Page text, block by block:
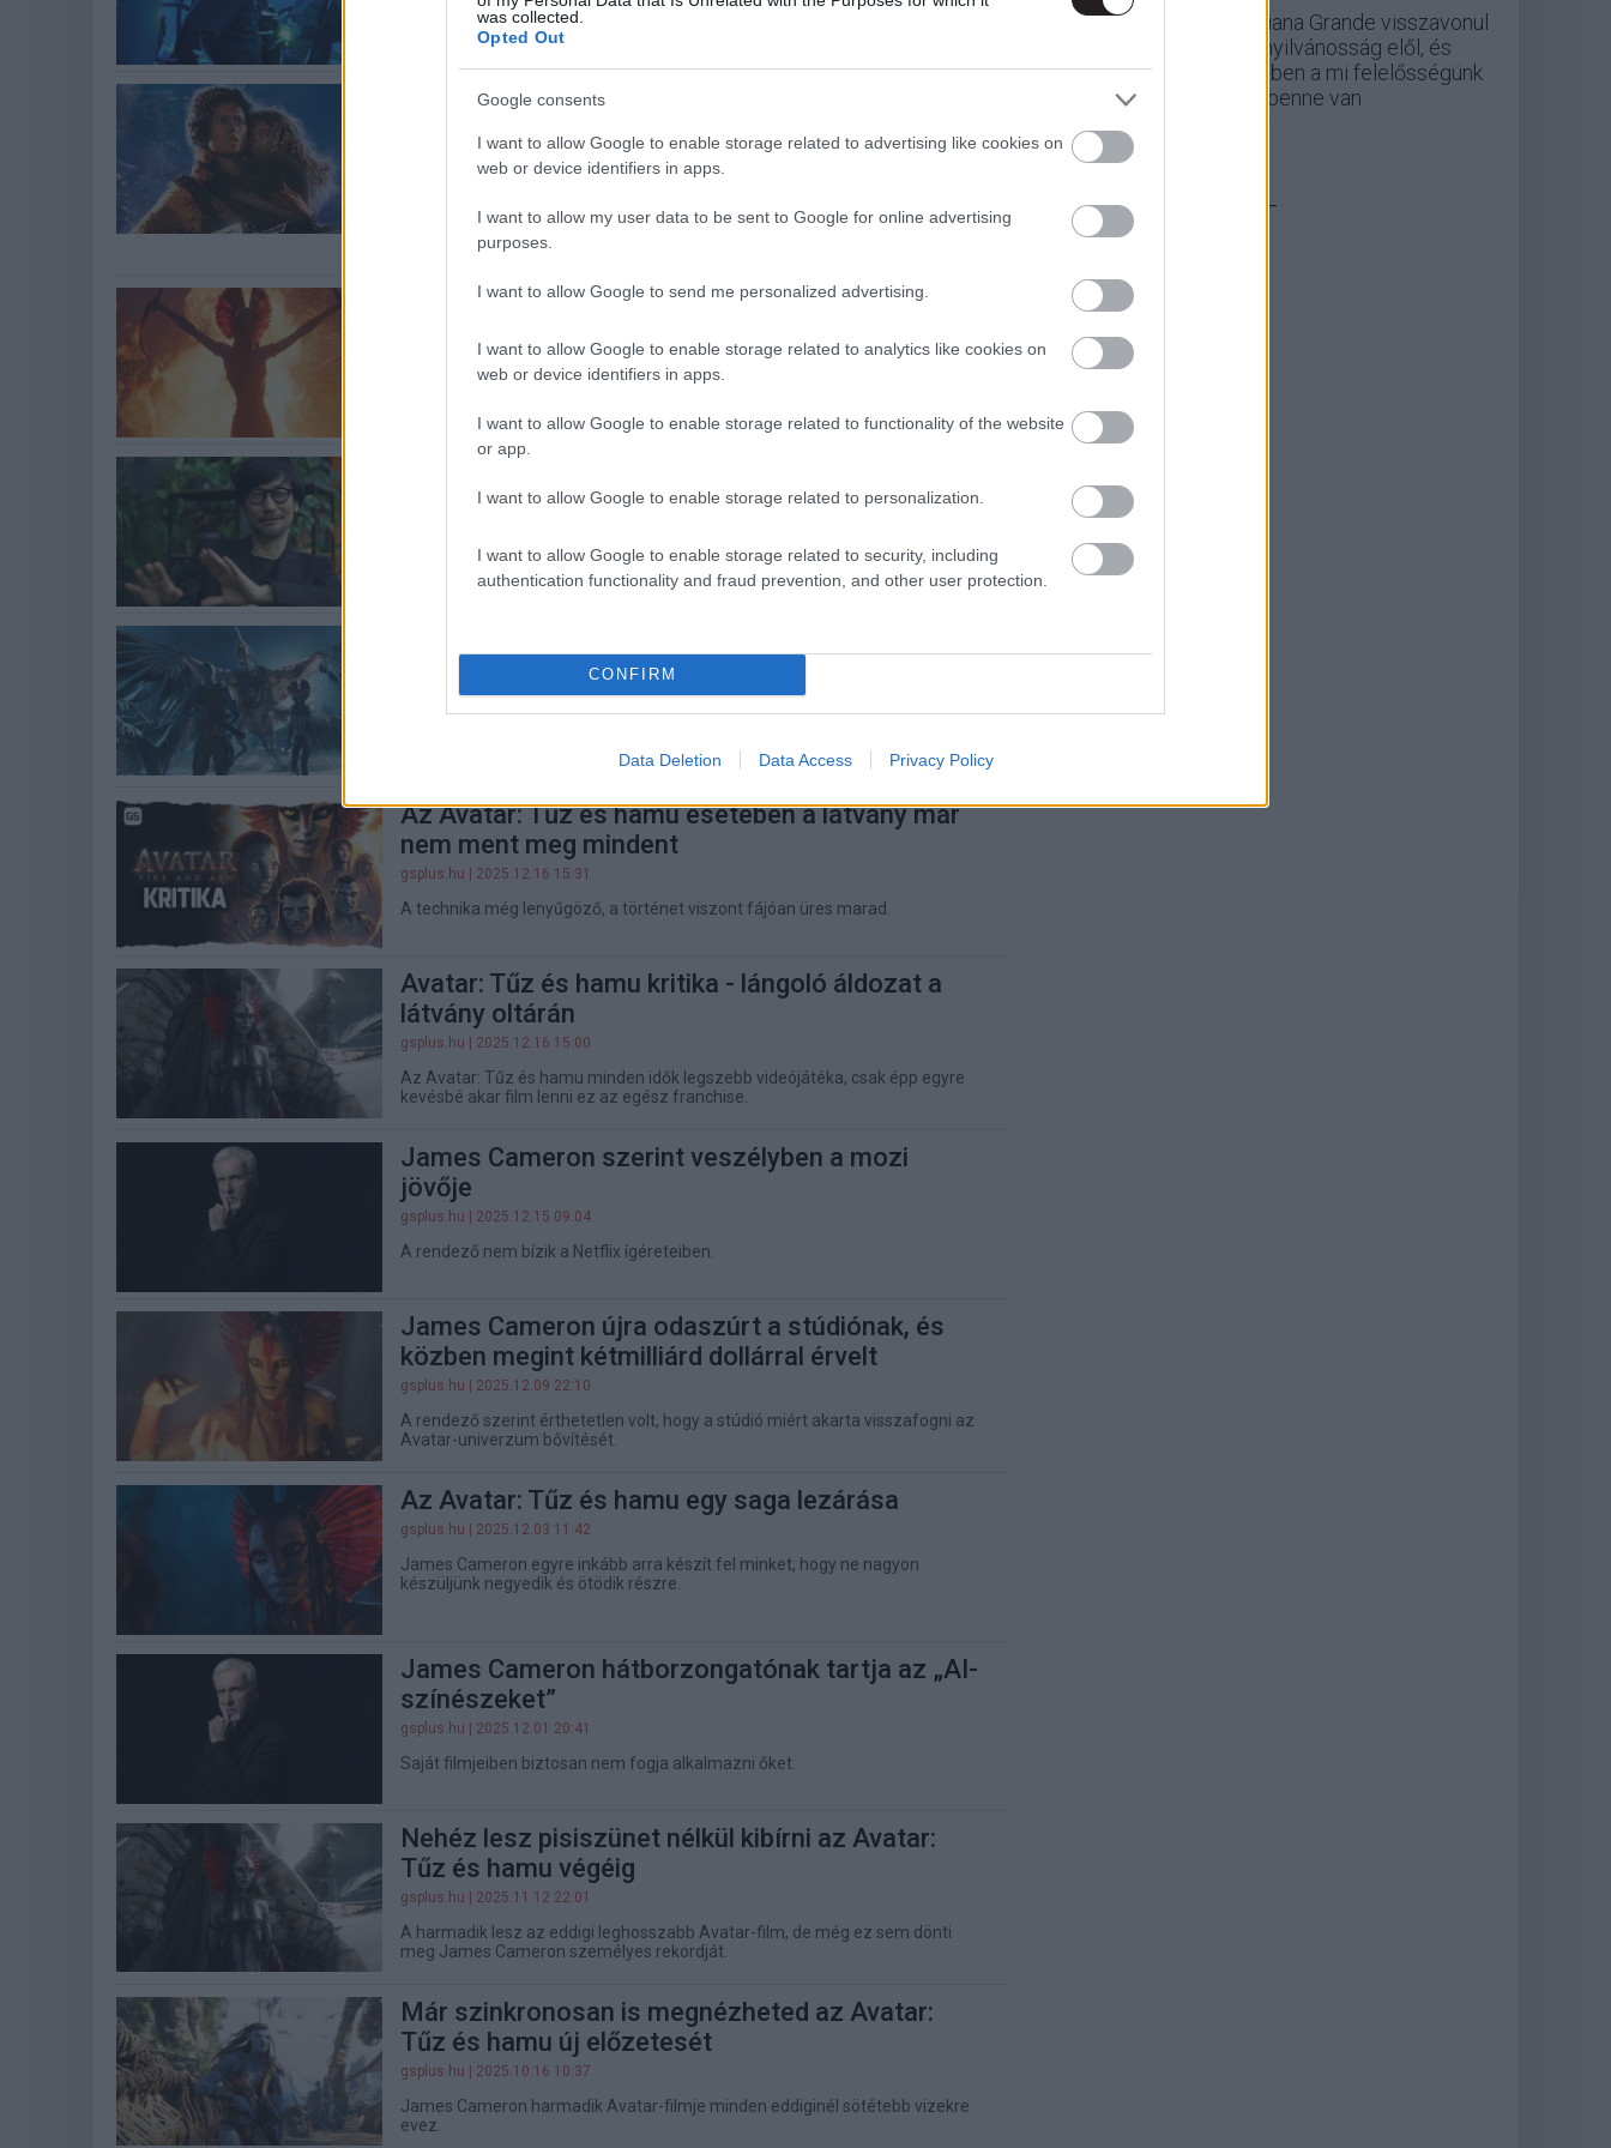
was collected.
Opted Out
Google consents
I want to allow Google to enable storage related to advertising like cookies on
web or device identifiers in apps.
I want to allow my user data to be sent to Google for online advertising
purposes.
I want to allow Google to send me personalized advertising.
I want to allow Google to enable storage related to analytics like cookies on
web or device identifiers in apps.
I want to allow Google to enable storage related to functionality of the website
or app.
I want to allow Google to enable storage related to personalization.
I want to allow Google to enable storage related to security, including
authentication functionality and fraud prevention, and other user protection.
CONFIRM
Data Deletion Data Access Privacy Policy
Egy rendező van, aki emberileg és vizuálisan is továbbvihetné Pandorát.
Sigourney Weaver már A bolygó neve: Halál
forgatásakor is annyira kemény volt, mint a
karaktere
A színésznő elmesélte, hogy már 1986-ban helyretette a hírhedten bonyolult
James Cameront.
James Cameron sajtótájékoztatón mesélné el
A legendás fejlesztőt mélyen megérintette James Cameron új filmje.
gsplus.hu| 2025.12.25 21:05
Az Avatar: Tűz és hamu esetében a látvány már
nem ment meg mindent
gsplus.hu | 2025.12.16 15:31
A technika még lenyűgöző, a történet viszont fájóan üres marad.
Avatar: Tűz és hamu kritika - lángoló áldozat a
látvány oltárán
gsplus.hu | 2025.12.16 15:00
Az Avatar: Tűz és hamu minden idők legszebb videójátéka, csak épp egyre
kevésbé akar film lenni ez az egész franchise.
James Cameron szerint veszélyben a mozi
jövője
gsplus.hu | 2025.12.15 09:04
A rendező nem bízik a Netflix ígéreteiben.
James Cameron újra odaszúrt a stúdiónak, és
közben megint kétmilliárd dollárral érvelt
gsplus.hu | 2025.12.09 22:10
A rendező szerint érthetetlen volt, hogy a stúdió miért akarta visszafogni az
Avatar-univerzum bővítését.
Az Avatar: Tűz és hamu egy saga lezárása
gsplus.hu | 2025.12.03 11:42
James Cameron egyre inkább arra készít fel minket, hogy ne nagyon
készüljünk negyedik és ötödik részre.
James Cameron hátborzongatónak tartja az „AI-
színészeket”
gsplus.hu | 2025.12.01 20:41
Saját filmjeiben biztosan nem fogja alkalmazni őket.
Nehéz lesz pisiszünet nélkül kibírni az Avatar:
Tűz és hamu végéig
gsplus.hu | 2025.11.12 22:01
A harmadik lesz az eddigi leghosszabb Avatar-film, de még ez sem dönti
meg James Cameron személyes rekordját.
Már szinkronosan is megnézheted az Avatar:
Tűz és hamu új előzetesét
gsplus.hu | 2025.10.16 10:37
James Cameron harmadik Avatar-filmje minden eddiginél sötétebb vizekre
evez.
Ariana Grande visszavonul
a nyilvánosság elől, és
ebben a mi felelősségünk
is benne van